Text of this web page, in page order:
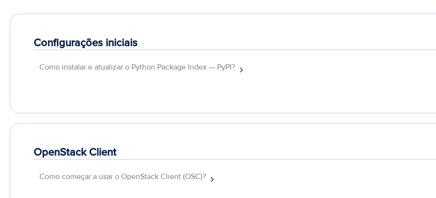
Configurações iniciais
Como instalar e atualizar o Python Package Index — PyPI?
OpenStack Client
Como começar a usar o OpenStack Client (OSC)?